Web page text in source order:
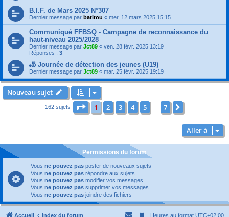
B.I.F. de Mars 2025 N°307
Dernier message par batitou « mer. 12 mars 2025 15:15
Communiqué FFBSQ - Campagne de reconnaissance du
haut-niveau 2025/2028
Dernier message par Jct89 « ven. 28 févr. 2025 13:19
Réponses : 3
🎳 Journée de détection des jeunes (U19)
Dernier message par Jct89 « mar. 25 févr. 2025 19:19
Nouveau sujet
162 sujets Page sur7
1 2 3 4 5 7
Aller à
Permissions du forum
Vous ne pouvez pas poster de nouveaux sujets
Vous ne pouvez pas répondre aux sujets
Vous ne pouvez pas modifier vos messages
Vous ne pouvez pas supprimer vos messages
Vous ne pouvez pas joindre des fichiers
Accueil Index du forum Heures au format UTC+02:00